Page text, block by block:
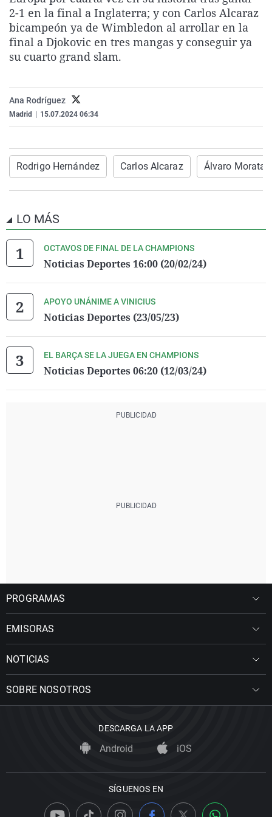
La rosa de los vientos
Gente viajera
Como el perro y el
Caso
Retornados
Equipo de
Extremadura
Galicia
La Rioja
Virales
Televisión
Elecciones
2-1 en la final a Inglaterra; y con Carlos Alcaraz
bicampeón ya de Wimbledon al arrollar en la
final a Djokovic en tres mangas y conseguir ya
su cuarto grand slam.
Ana Rodríguez
Madrid 15.07.2024 06:34
Rodrigo Hernández Carlos Alcaraz Álvaro Morata
LO MÁS
OCTAVOS DE FINAL DE LA CHAMPIONS
Noticias Deportes 16:00 (20/02/24)
APOYO UNÁNIME A VINICIUS
Noticias Deportes (23/05/23)
EL BARÇA SE LA JUEGA EN CHAMPIONS
Noticias Deportes 06:20 (12/03/24)
PROGRAMAS
EMISORAS
NOTICIAS
SOBRE NOSOTROS
DESCARGA LA APP
Android iOS
SÍGUENOS EN